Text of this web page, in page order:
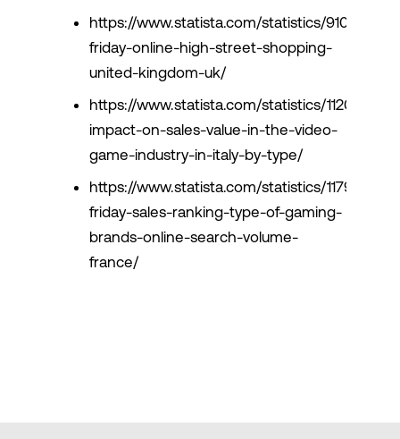
https://www.statista.com/statistics/910611/
friday-online-high-street-shopping-
united-kingdom-uk/
https://www.statista.com/statistics/1120864/
impact-on-sales-value-in-the-video-
game-industry-in-italy-by-type/
https://www.statista.com/statistics/1179605/
friday-sales-ranking-type-of-gaming-
brands-online-search-volume-
france/